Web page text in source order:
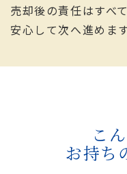
売却後の責任はすべ
安心して次へ進めます
こ
お持ち